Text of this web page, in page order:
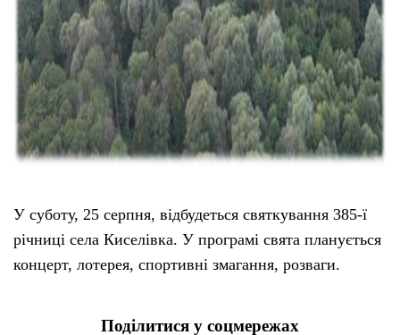
У суботу, 25 серпня, відбудеться святкування 385-ї
річниці села Киселівка. У програмі свята планується
концерт, лотерея, спортивні змагання, розваги.
Поділитися у соцмережах